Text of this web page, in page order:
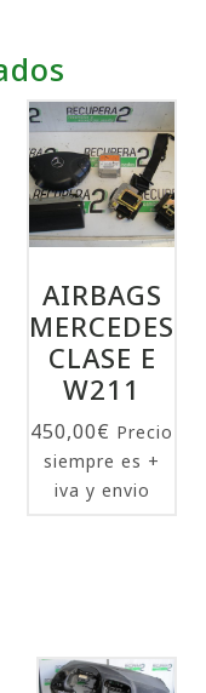
AIRBAGS
MERCEDES
CLASE E
W211
450,00€ Precio
siempre es +
iva y envio